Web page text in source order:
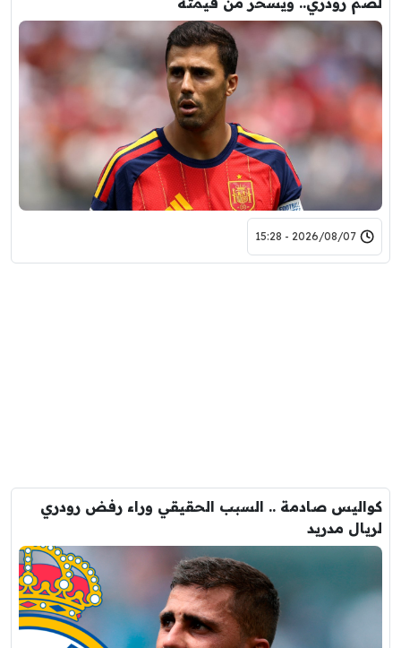
2026/08/07 - 15:28
كواليس صادمة .. السبب الحقيقي وراء رفض رودري
لريال مدريد